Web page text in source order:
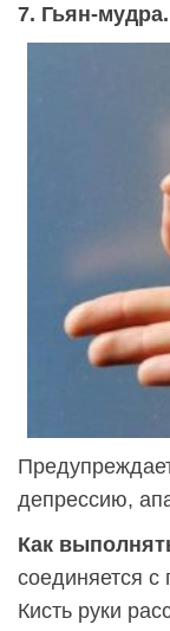
7. Гьян-мудра.
депрессию,
Как
соединяется
Кисть руки